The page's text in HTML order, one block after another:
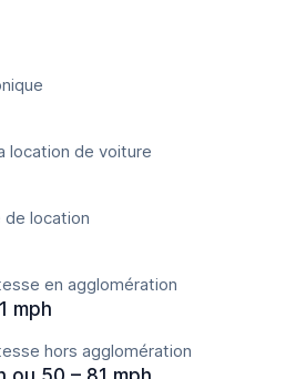
location de voiture
de location
en agglomération
mph
hors agglomération